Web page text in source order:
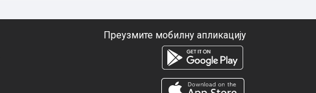
Преузмите мобилну апликацију